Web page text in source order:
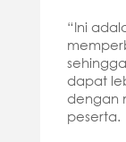
“Ini
dapat
dengan
peserta.